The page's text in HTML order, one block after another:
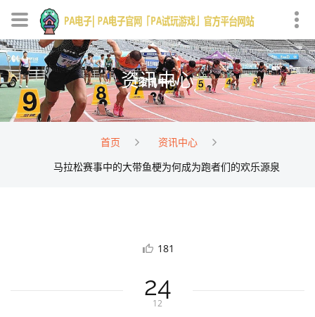
资讯中心
首页
资讯中心
马拉松赛事中的大带鱼梗为何成为跑者们的欢乐源泉
181
24
12